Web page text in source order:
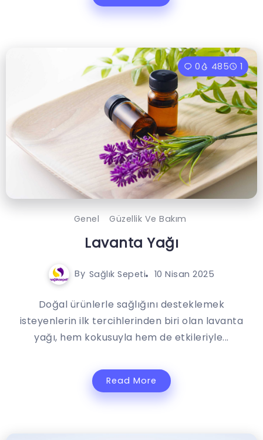
0 485 1
Genel Güzellik Ve Bakım
Lavanta Yağı
By Sağlık Sepeti 10 Nisan 2025
Doğal ürünlerle sağlığını desteklemek
isteyenlerin ilk tercihlerinden biri olan lavanta
yağı, hem kokusuyla hem de etkileriyle...
Read More